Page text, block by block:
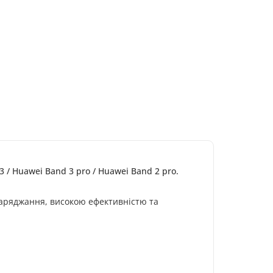
/ Huawei Band 3 pro / Huawei Band 2 pro.
високою ефективністю та